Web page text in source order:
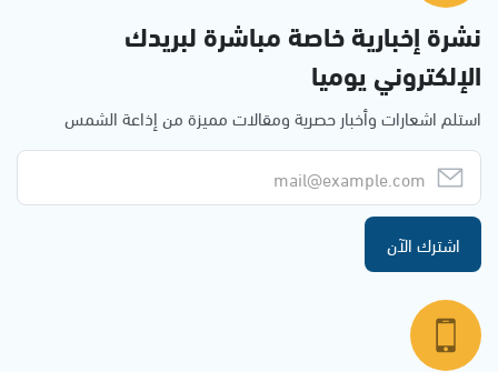
نشرة إخبارية خاصة مباشرة لبريدك
الإلكتروني يوميا
استلم اشعارات وأخبار حصرية ومقالات مميزة من إذاعة الشمس
اشترك الآن